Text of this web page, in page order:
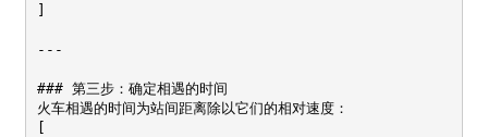
]
---
### 第三步：确定相遇的时间
火车相遇的时间为站间距离除以它们的相对速度：
[